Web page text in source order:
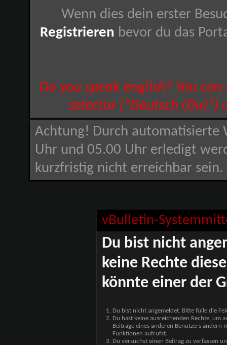
Wenn dies dein erster
Registrieren bevor du das
Do you speak english? You
selector ("Deutsch (Du)")
Achtung! Durch automatisierte
Uhr und 05.00 Uhr erledigt
kurzfristig nicht erreichbar
vBulletin-
Du bist nicht
keine Rechte
könnte einer der
Du bist nicht angemeldet. Bitte fülle die
Du hast keine ausreichenden Rechte, um
Beiträge eines anderen Benutzers
Funktionen aufrufst.
Du versuchst einen Beitrag zu verfassen